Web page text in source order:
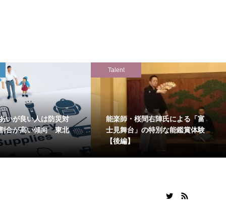
いが良い人は防災対
合が高い傾向 東北
Talent
能楽師・桜間右陣氏による「富
士見舞台」の特別な能鑑賞体験
【後編】